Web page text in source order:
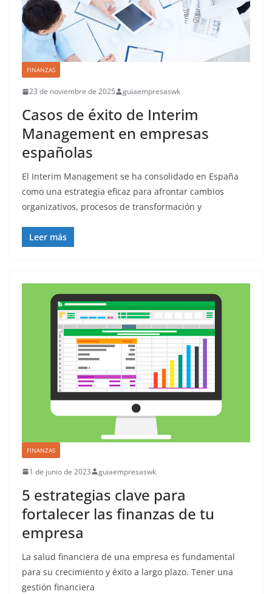
FINANZAS
23 de noviembre de 2025 guiaempresaswk
Casos de éxito de Interim
Management en empresas
españolas
El Interim Management se ha consolidado en España
como una estrategia eficaz para afrontar cambios
organizativos, procesos de transformación y
Leer más
FINANZAS
1 de junio de 2023 guiaempresaswk
5 estrategias clave para
fortalecer las finanzas de tu
empresa
La salud financiera de una empresa es fundamental
para su crecimiento y éxito a largo plazo. Tener una
gestión financiera